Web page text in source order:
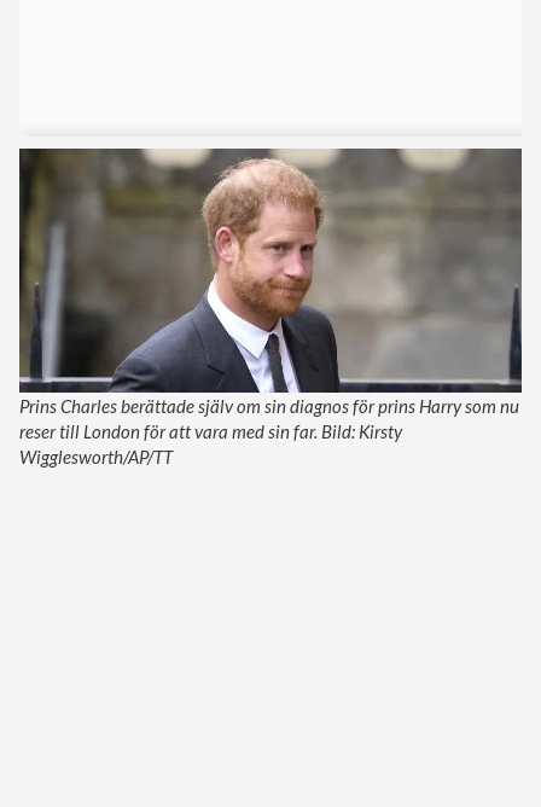
Prins Charles berättade själv om sin diagnos för prins Harry som nu
reser till London för att vara med sin far. Bild: Kirsty
Wigglesworth/AP/TT